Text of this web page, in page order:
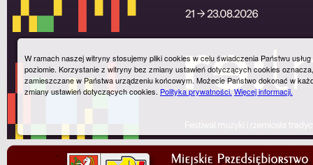
W ramach naszej witryny stosujemy pliki cookies w celu świadczenia Państwu
poziomie. Korzystanie z witryny bez zmiany ustawień dotyczących cookies
zamieszczane w Państwa urządzeniu końcowym. Możecie Państwo dokonać w
zmiany ustawień dotyczących cookies. Polityka prywatności.Więcej informacji.